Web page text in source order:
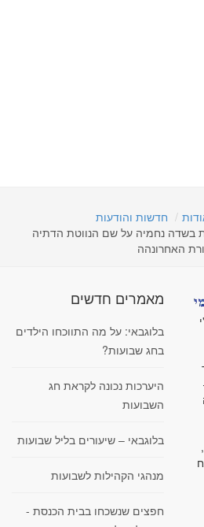
חדשות והודעות
בשדה נחמיה על שם הנווטת הדתיה
האחרונהה
מאמרים חדשים
בלוגבאי: על מה התווכחו הילדים
בחג שבועות?
היערכות נכונה לקראת חג
השבועות
בלוגבאי – שיעורים בליל שבועות
מנהגי הקהילות לשבועות
חפצים שנשכחו בבית הכנסת -